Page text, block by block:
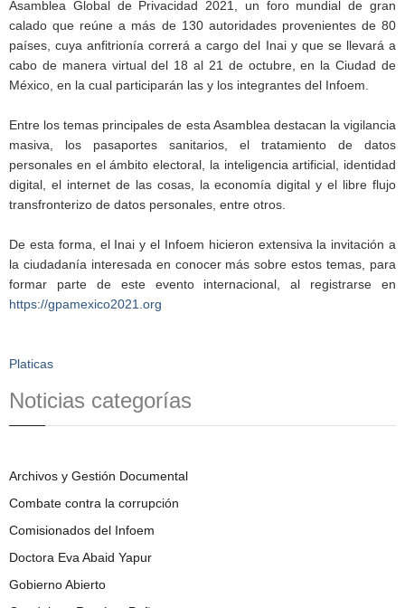
Asamblea Global de Privacidad 2021, un foro mundial de gran
calado que reúne a más de 130 autoridades provenientes de 80
países, cuya anfitrionía correrá a cargo del Inai y que se llevará a
cabo de manera virtual del 18 al 21 de octubre, en la Ciudad de
México, en la cual participarán las y los integrantes del Infoem.
Entre los temas principales de esta Asamblea destacan la vigilancia
masiva, los pasaportes sanitarios, el tratamiento de datos
personales en el ámbito electoral, la inteligencia artificial, identidad
digital, el internet de las cosas, la economía digital y el libre flujo
transfronterizo de datos personales, entre otros.
De esta forma, el Inai y el Infoem hicieron extensiva la invitación a
la ciudadanía interesada en conocer más sobre estos temas, para
formar parte de este evento internacional, al registrarse en
https://gpamexico2021.org
Platicas
Noticias categorías
Archivos y Gestión Documental
Combate contra la corrupción
Comisionados del Infoem
Doctora Eva Abaid Yapur
Gobierno Abierto